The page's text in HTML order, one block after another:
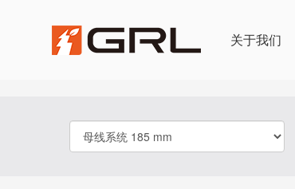
关于我们
产品选择